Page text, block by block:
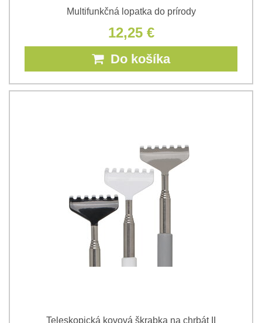
Multifunkčná lopatka do prírody
12,25 €
Do košíka
Teleskopická kovová škrabka na chrbát II